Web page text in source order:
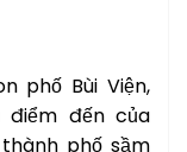
phố Bùi Viện,
điểm đến của
phố sầm